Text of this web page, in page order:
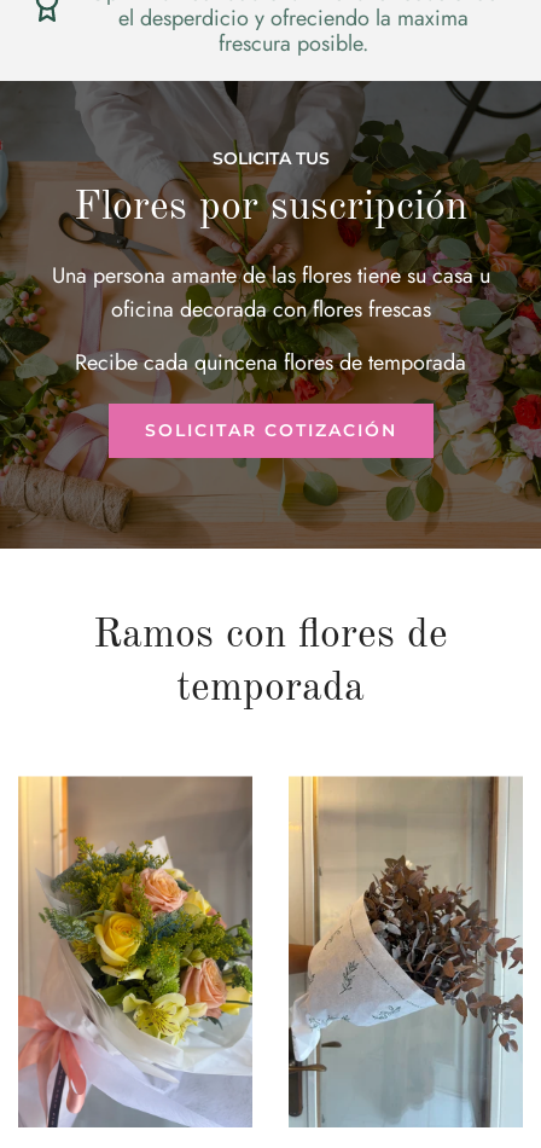
existencias limitadas o tiempo limitado de
venta, de acuerdo a la temporada.
SOLICITA TUS
Flores por suscripción
Una persona amante de las flores tiene su casa u
oficina decorada con flores frescas
Recibe cada quincena flores de temporada
SOLICITAR COTIZACIÓN
Ramos con flores de
temporada